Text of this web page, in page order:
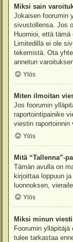
Miksi sain
Jokaisen foorumin
sivustollensa. Jos
Huomioi, että
Limitedillä ei ole
tekemistä. Ota
annetun
Ylös
Miten ilmoitan
Jos foorumin
raportointipainike
viestin raportoinnin
Ylös
Mitä “Tallenna”-
Tämän avulla on
kirjoittaa loppuun
luonnoksen,
Ylös
Miksi minun
Foorumin
tulee tarkastaa